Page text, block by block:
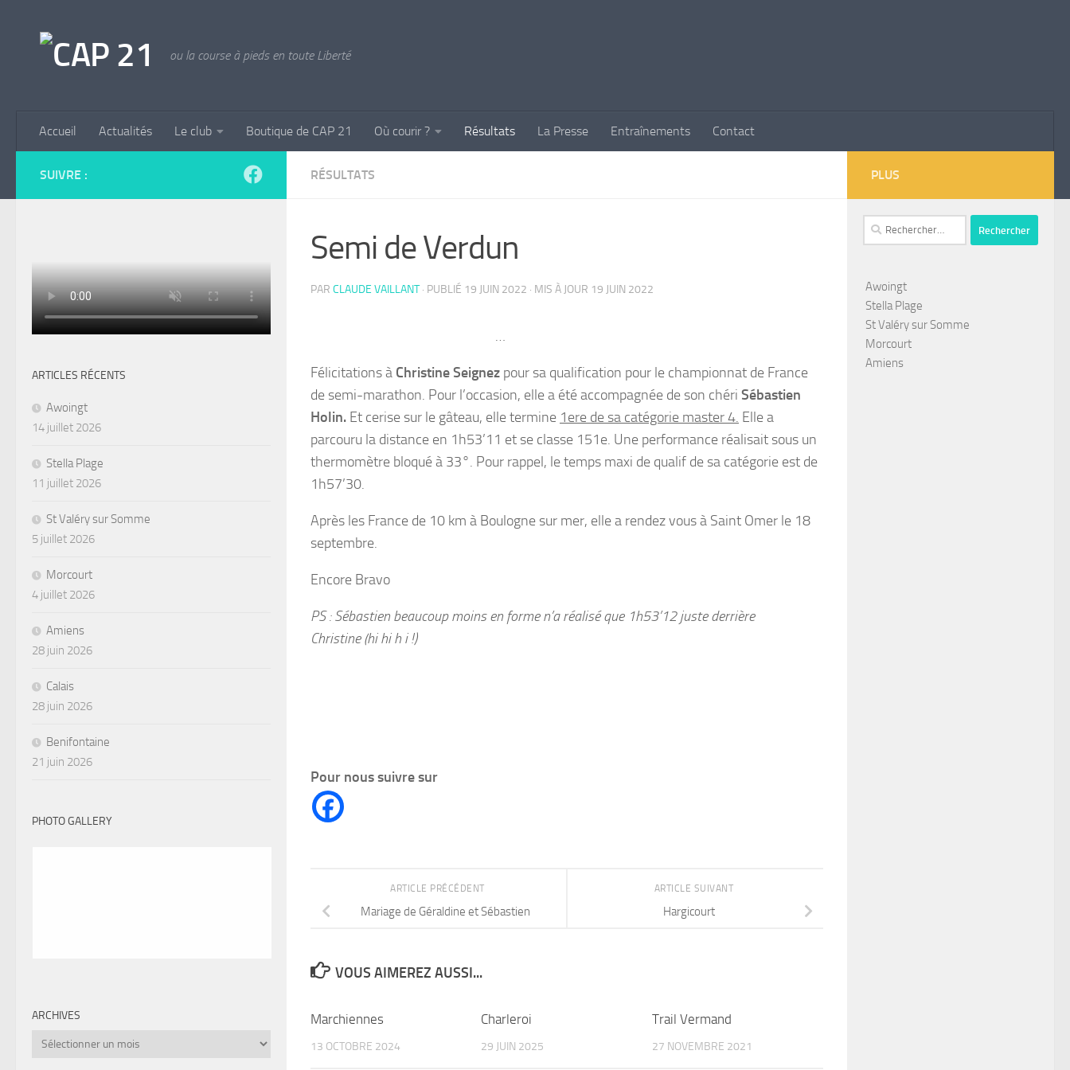
ou la course à pieds en toute Liberté
Accueil Actualités Le club Boutique de CAP 21 Où courir ? Résultats La Presse Entraînements Contact
RÉSULTATS
Semi de Verdun
PAR CLAUDE VAILLANT · PUBLIÉ 19 JUIN 2022 · MIS À JOUR 19 JUIN 2022
…
Félicitations à Christine Seignez pour sa qualification pour le championnat de France
de semi-marathon. Pour l’occasion, elle a été accompagnée de son chéri Sébastien
Holin. Et cerise sur le gâteau, elle termine 1ere de sa catégorie master 4. Elle a
parcouru la distance en 1h53’11 et se classe 151e. Une performance réalisait sous un
thermomètre bloqué à 33°. Pour rappel, le temps maxi de qualif de sa catégorie est de
1h57’30.
Après les France de 10 km à Boulogne sur mer, elle a rendez vous à Saint Omer le 18
septembre.
Encore Bravo
PS : Sébastien beaucoup moins en forme n’a réalisé que 1h53’12 juste derrière
Christine (hi hi h i !)
Pour nous suivre sur
ARTICLE SUIVANT
Hargicourt
ARTICLE PRÉCÉDENT
Mariage de Géraldine et Sébastien
VOUS AIMEREZ AUSSI...
Marchiennes
13 OCTOBRE 2024
Charleroi
29 JUIN 2025
Trail Vermand
27 NOVEMBRE 2021
SUIVRE :
ARTICLES RÉCENTS
Awoingt
14 juillet 2026
Stella Plage
11 juillet 2026
St Valéry sur Somme
5 juillet 2026
Morcourt
4 juillet 2026
Amiens
28 juin 2026
Calais
28 juin 2026
Benifontaine
21 juin 2026
PHOTO GALLERY
ARCHIVES
Archives
PLUS
Rechercher :
Awoingt
Stella Plage
St Valéry sur Somme
Morcourt
Amiens